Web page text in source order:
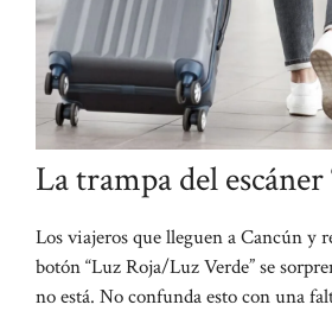
La trampa del
Los viajeros que lleguen a Cancún y
botón “Luz Roja/Luz Verde” se
no está. No confunda esto con una